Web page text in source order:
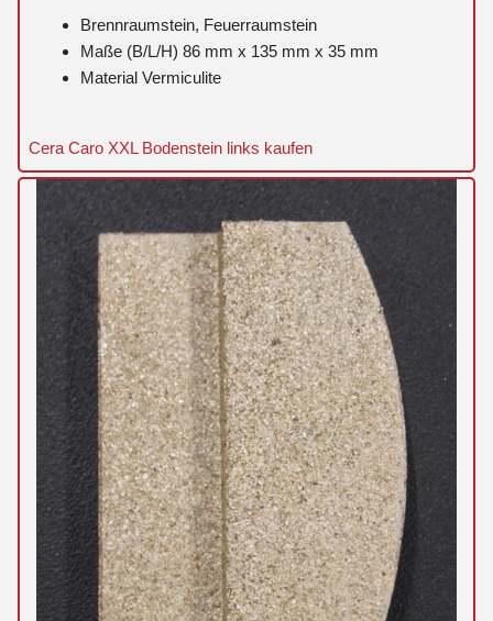
Brennraumstein, Feuerraumstein
Maße (B/L/H) 86 mm x 135 mm x 35 mm
Material Vermiculite
Cera Caro XXL Bodenstein links kaufen